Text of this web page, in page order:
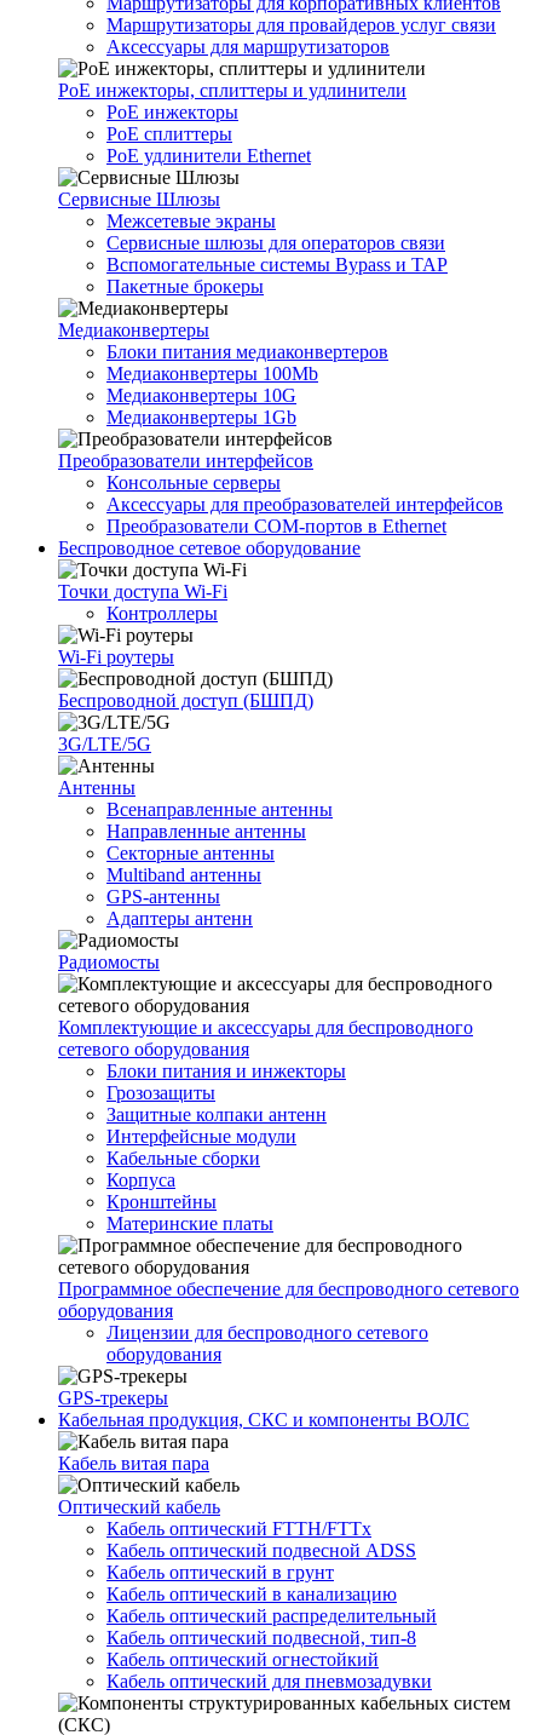
Маршрутизаторы для провайдеров услуг связи
Аксессуары для маршрутизаторов
PoE инжекторы, сплиттеры и удлинители
PoE инжекторы
PoE сплиттеры
PoE удлинители Ethernet
Сервисные Шлюзы
Межсетевые экраны
Сервисные шлюзы для операторов связи
Вспомогательные системы Bypass и TAP
Пакетные брокеры
Медиаконвертеры
Блоки питания медиаконвертеров
Медиаконвертеры 100Mb
Медиаконвертеры 10G
Медиаконвертеры 1Gb
Преобразователи интерфейсов
Консольные серверы
Аксессуары для преобразователей интерфейсов
Преобразователи COM-портов в Ethernet
Беспроводное сетевое оборудование
Точки доступа Wi-Fi
Контроллеры
Wi-Fi роутеры
Беспроводной доступ (БШПД)
3G/LTE/5G
Антенны
Всенаправленные антенны
Направленные антенны
Секторные антенны
Multiband антенны
GPS-антенны
Адаптеры антенн
Радиомосты
Комплектующие и аксессуары для беспроводного
сетевого оборудования
Блоки питания и инжекторы
Грозозащиты
Защитные колпаки антенн
Интерфейсные модули
Кабельные сборки
Корпуса
Кронштейны
Материнские платы
Программное обеспечение для беспроводного сетевого
оборудования
Лицензии для беспроводного сетевого
оборудования
GPS-трекеры
Кабельная продукция, СКС и компоненты ВОЛС
Кабель витая пара
Оптический кабель
Кабель оптический FTTH/FTTx
Кабель оптический подвесной ADSS
Кабель оптический в грунт
Кабель оптический в канализацию
Кабель оптический распределительный
Кабель оптический подвесной, тип-8
Кабель оптический огнестойкий
Кабель оптический для пневмозадувки